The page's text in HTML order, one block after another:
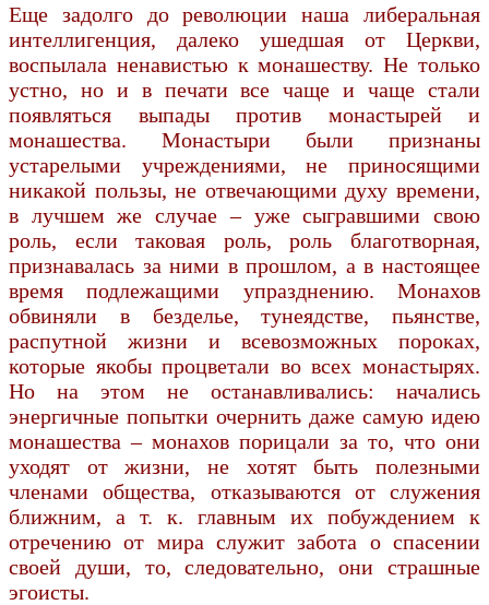
Еще задолго до революции наша либеральная
интеллигенция, далеко ушедшая от Церкви,
воспылала ненавистью к монашеству. Не только
устно, но и в печати все чаще и чаще стали
появляться выпады против монастырей и
монашества. Монастыри были признаны
устарелыми учреждениями, не приносящими
никакой пользы, не отвечающими духу времени,
в лучшем же случае – уже сыгравшими свою
роль, если таковая роль, роль благотворная,
признавалась за ними в прошлом, а в настоящее
время подлежащими упразднению. Монахов
обвиняли в безделье, тунеядстве, пьянстве,
распутной жизни и всевозможных пороках,
которые якобы процветали во всех монастырях.
Но на этом не останавливались: начались
энергичные попытки очернить даже самую идею
монашества – монахов порицали за то, что они
уходят от жизни, не хотят быть полезными
членами общества, отказываются от служения
ближним, а т. к. главным их побуждением к
отречению от мира служит забота о спасении
своей души, то, следовательно, они страшные
эгоисты.